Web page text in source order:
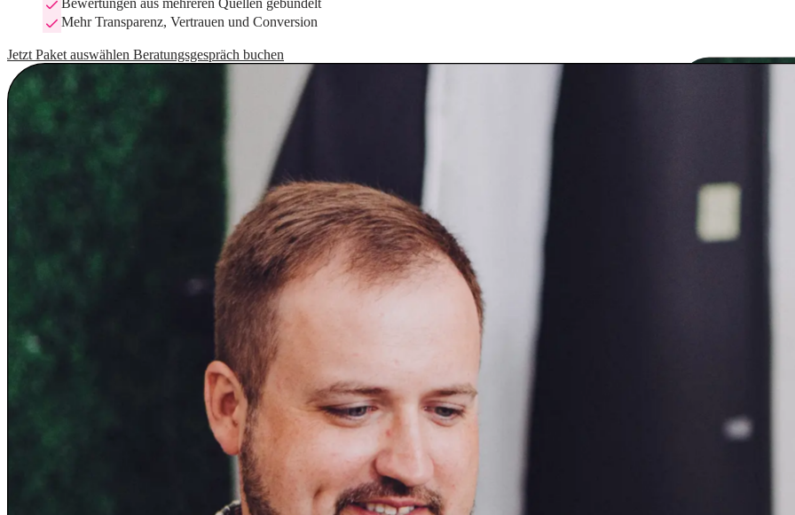
Bewertungen aus mehreren Quellen gebündelt
Mehr Transparenz, Vertrauen und Conversion
Jetzt Paket auswählen Beratungsgespräch buchen